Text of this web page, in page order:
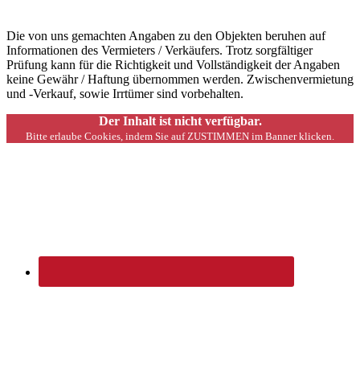
Die von uns gemachten Angaben zu den Objekten beruhen auf
Informationen des Vermieters / Verkäufers. Trotz sorgfältiger
Prüfung kann für die Richtigkeit und Vollständigkeit der Angaben
keine Gewähr / Haftung übernommen werden. Zwischenvermietung
und -Verkauf, sowie Irrtümer sind vorbehalten.
Der Inhalt ist nicht verfügbar.
Bitte erlaube Cookies, indem Sie auf ZUSTIMMEN im Banner klicken.